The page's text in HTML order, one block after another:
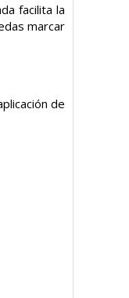
facilita la
marcar
de